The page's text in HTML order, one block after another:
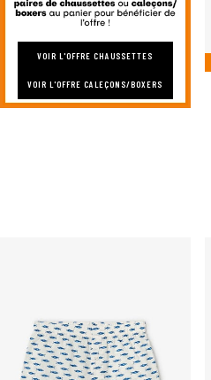
VOIR L'OFFRE CHAUSSETTES
VOIR L'OFFRE CALEÇONS/BOXERS